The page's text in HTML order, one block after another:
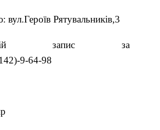
вул.Героїв Рятувальників,3
запис за
9-64-98